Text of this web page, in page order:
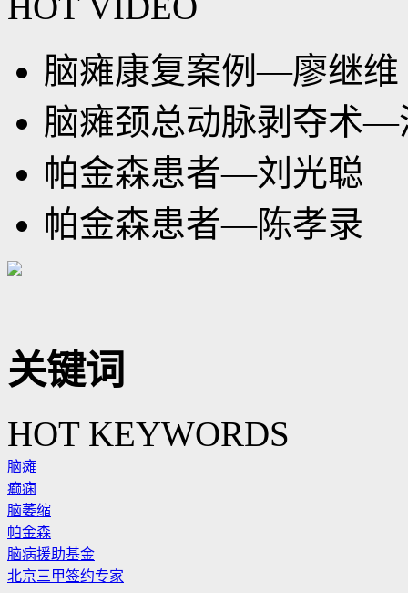
脑瘫康复案例—廖继维
脑瘫颈总动脉剥夺术—
帕金森患者—刘光聪
帕金森患者—陈孝录
关键词
HOT KEYWORDS
脑瘫
癫痫
脑萎缩
帕金森
脑病援助基金
北京三甲签约专家